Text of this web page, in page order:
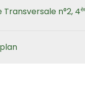
Transversale n°2, 4